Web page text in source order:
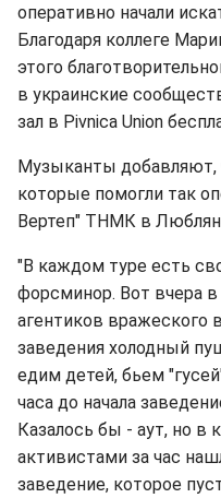
оперативно начали
Благодаря коллеге
этого
в украинские
зал в Pivnica Union
Музыканты добавляют,
которые помогли так
Вертеп" ТНМК в
"В каждом туре есть
форсминор. Вот вчера
агентиков вражеского
заведения холодный
едим детей, бьем
часа до начала
Казалось бы - аут, но
активистами за час
заведение, которое